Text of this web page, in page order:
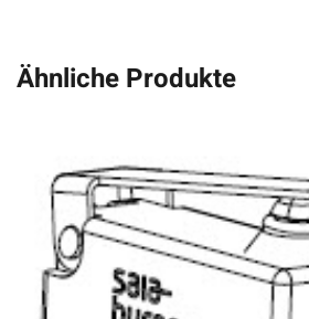
Ähnliche Produkte